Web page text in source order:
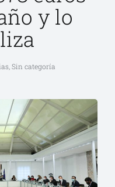
y lo
Sin categoría